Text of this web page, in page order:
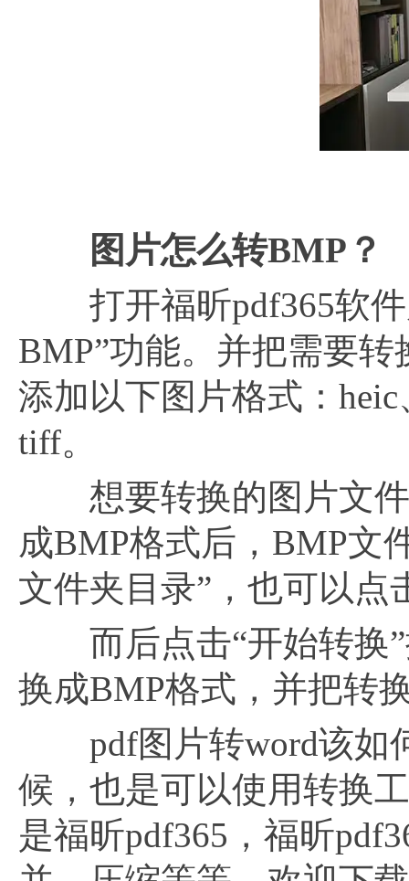
图片怎么转BMP？
打开福昕pdf365软件
BMP”功能。并把需要
添加以下图片格式：
tiff。
想要转换的图片文件
成BMP格式后，BMP文
文件夹目录”，也可以点
而后点击“开始转换”
换成BMP格式，并把转
pdf图片转word该如
候，也是可以使用转换
是福昕pdf365，福昕